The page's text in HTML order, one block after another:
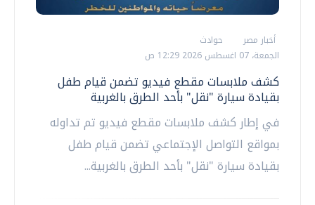
أخبار مصر
حوادث
الجمعة، 07 اغسطس 2026 12:29 ص
كشف ملابسات مقطع فيديو تضمن قيام طفل
بقيادة سيارة "نقل" بأحد الطرق بالغربية
في إطار كشف ملابسات مقطع فيديو تم تداوله
بمواقع التواصل الإجتماعي تضمن قيام طفل
بقيادة سيارة "نقل" بأحد الطرق بالغربية...